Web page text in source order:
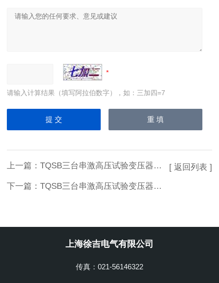
请输入计算结果（填写阿拉伯数字），如：三加四=7
上一篇： TQSB三台串激高压试验变压器优质供应
下一篇： TQSB三台串激高压试验变压器技术参数
[ 返回列表 ]
上海徐吉电气有限公司
传真：021-56146322